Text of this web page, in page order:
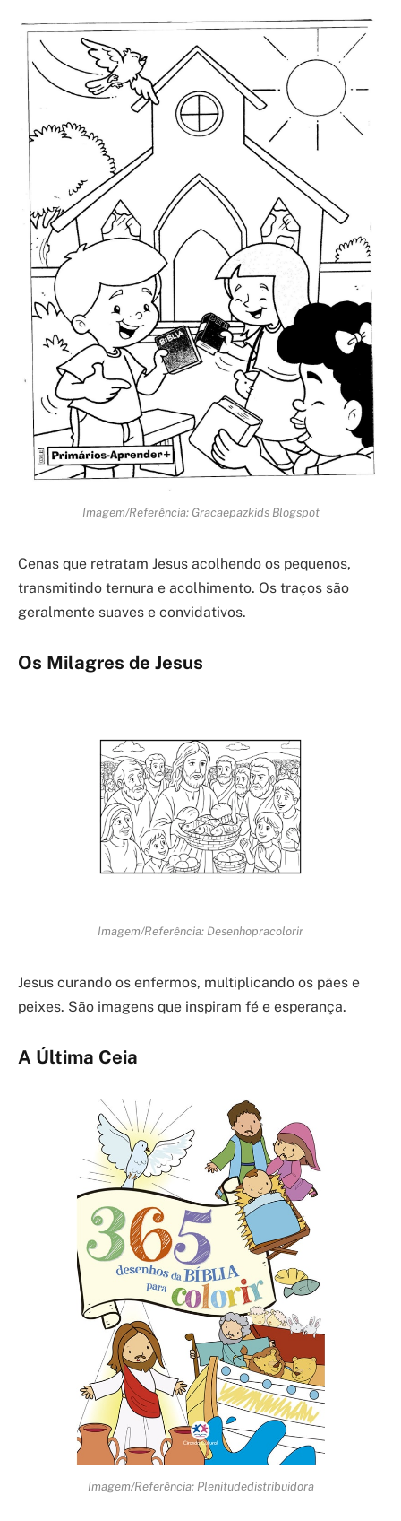
Imagem/Referência: Gracaepazkids Blogspot
Cenas que retratam Jesus acolhendo os pequenos,
transmitindo ternura e acolhimento. Os traços são
geralmente suaves e convidativos.
Os Milagres de Jesus
Imagem/Referência: Desenhopracolorir
Jesus curando os enfermos, multiplicando os pães e
peixes. São imagens que inspiram fé e esperança.
A Última Ceia
Imagem/Referência: Plenitudedistribuidora